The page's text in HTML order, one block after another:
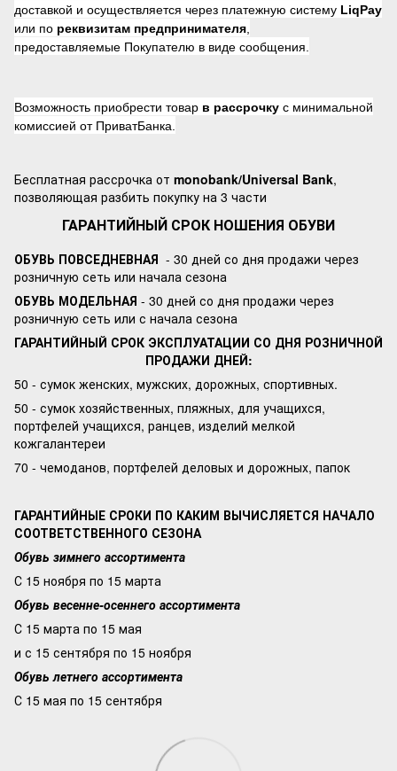
доставкой и осуществляется через платежную систему LiqPay
или по реквизитам предпринимателя
предоставляемые Покупателю в виде сообщения.
Возможность приобрести товар в рассрочку с минимальной
комиссией от ПриватБанка.
Бесплатная рассрочка от monobank/Universal Bank,
позволяющая разбить покупку на 3 части
ГАРАНТИЙНЫЙ СРОК НОШЕНИЯ ОБУВИ
ОБУВЬ ПОВСЕДНЕВНАЯ - 30 дней со дня продажи через
розничную сеть или начала сезона
ОБУВЬ МОДЕЛЬНАЯ - 30 дней со дня продажи через
розничную сеть или с начала сезона
ГАРАНТИЙНЫЙ СРОК ЭКСПЛУАТАЦИИ СО ДНЯ РОЗНИЧНОЙ
ПРОДАЖИ ДНЕЙ:
50 - сумок женских, мужских, дорожных, спортивных.
50 - сумок хозяйственных, пляжных, для учащихся,
портфелей учащихся, ранцев, изделий мелкой
кожгалантереи
70 - чемоданов, портфелей деловых и дорожных, папок
ГАРАНТИЙНЫЕ СРОКИ ПО КАКИМ ВЫЧИСЛЯЕТСЯ НАЧАЛО
СООТВЕТСТВЕННОГО СЕЗОНА
Обувь зимнего ассортимента
С 15 ноября по 15 марта
Обувь весенне-осеннего ассортимента
С 15 марта по 15 мая
и с 15 сентября по 15 ноября
Обувь летнего ассортимента
С 15 мая по 15 сентября